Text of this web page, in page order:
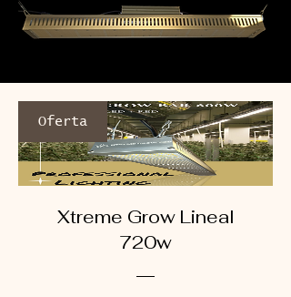
Oferta
Xtreme Grow Lineal
720w